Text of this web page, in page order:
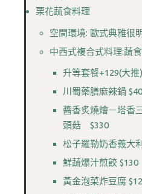
栗花蔬食料理
空間環境: 歐式典雅很
中西式複合式料理:蔬
升等套餐+129(大推)
川蜀藥膳麻辣鍋
醬香炙燒燴－塔香
頭菇 $330
松子羅勒奶香義大
鮮蔬爆汁煎餃 $130
黃金泡菜炸豆腐